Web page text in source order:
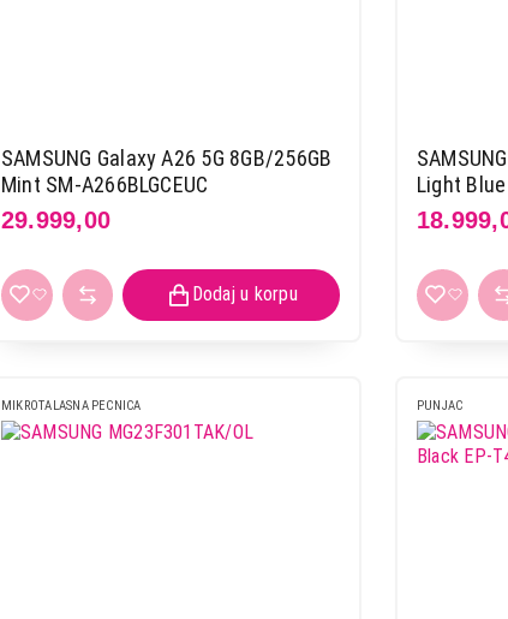
SAMSUNG Galaxy A26 5G 8GB/256GB
Mint SM-A266BLGCEUC
29.999,00
Light Blue
MIKROTALASNA PECNICA PUNJAC